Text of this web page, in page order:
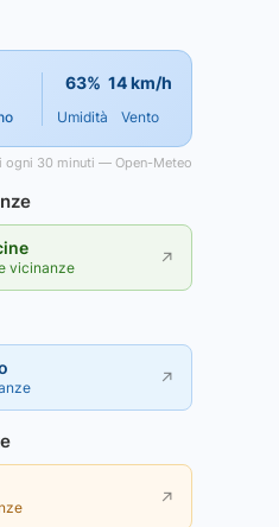
63%
Umidità
14 km/h
Vento
ogni 30 minuti — Open-Meteo
vicinanze ↗
↗
↗